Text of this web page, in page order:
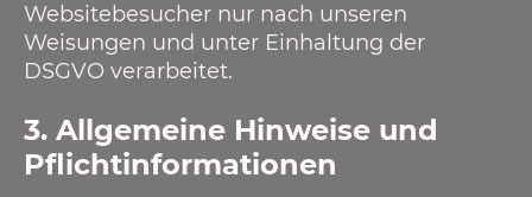
Websitebesucher nur nach unseren
Weisungen und unter Einhaltung der
DSGVO verarbeitet.
3. Allgemeine Hinweise und
Pflichtinformationen